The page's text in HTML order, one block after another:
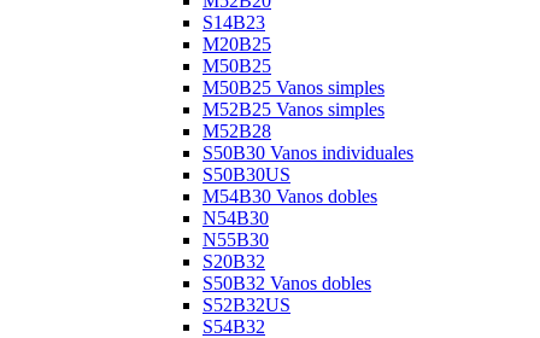
S14B23
M20B25
M50B25
M50B25 Vanos simples
M52B25 Vanos simples
M52B28
S50B30 Vanos individuales
S50B30US
M54B30 Vanos dobles
N54B30
N55B30
S20B32
S50B32 Vanos dobles
S52B32US
S54B32